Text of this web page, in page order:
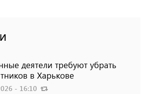
деятели требуют убрать
в Харькове
- 16:10